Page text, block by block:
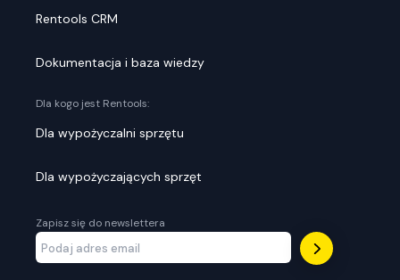
Rentools CRM
Dokumentacja i baza wiedzy
Dla kogo jest Rentools:
Dla wypożyczalni sprzętu
Dla wypożyczających sprzęt
Zapisz się do newslettera